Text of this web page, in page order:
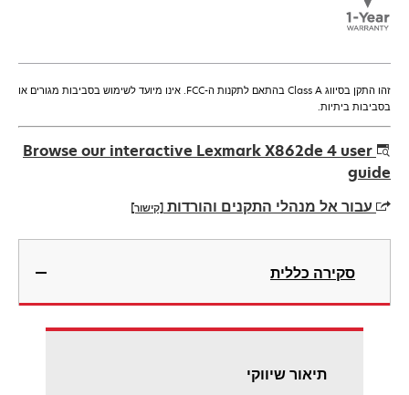
זהו התקן בסיווג Class A בהתאם לתקנות ה-FCC. אינו מיועד לשימוש בסביבות מגורים או
בסביבות ביתיות.
Browse our interactive Lexmark X862de 4 user
guide
עבור אל מנהלי התקנים והורדות [קישור]
opens
new
סקירה כללית
תיאור שיווקי